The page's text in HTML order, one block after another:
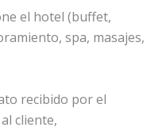
el hotel (buffet,
spa, masajes,
recibido por el
cliente,